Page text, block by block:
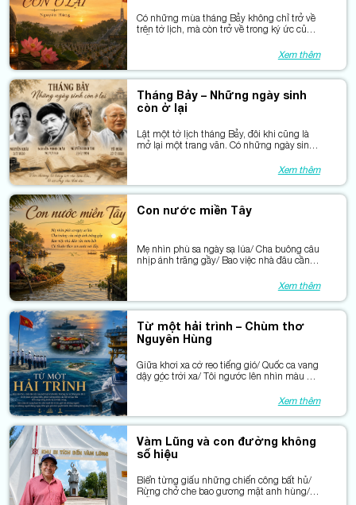
Có những mùa tháng Bảy không chỉ trở về
trên tờ lịch, mà còn trở về trong ký ức của
Xem thêm
Tháng Bảy – Những ngày sinh
còn ở lại
Lật một tờ lịch tháng Bảy, đôi khi cũng là
mở lại một trang văn. Có những ngày sinh
họ vẫn ở lại trong ký ức nhiều thế hệ bạn
Xem thêm
Con nước miền Tây
Mẹ nhìn phù sa ngày sạ lúa/ Cha buông câu
nhịp ánh trăng gầy/ Bao việc nhà đâu cần
Xem thêm
Từ một hải trình – Chùm thơ
Nguyên Hùng
Giữa khơi xa cờ reo tiếng gió/ Quốc ca vang
dậy góc trời xa/ Tôi ngước lên nhìn màu cờ
Xem thêm
Vàm Lũng và con đường không
số hiệu
Biển từng giấu những chiến công bất hủ/
Rừng chở che bao gương mặt anh hùng/